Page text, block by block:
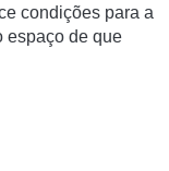
condições para a
espaço de que